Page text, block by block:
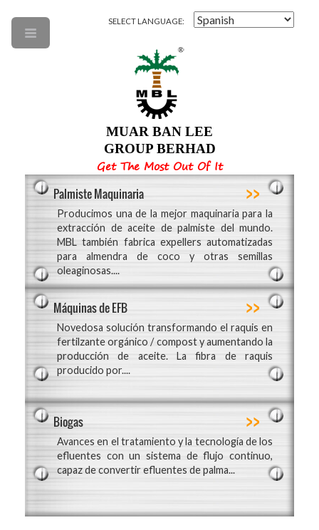
SELECT LANGUAGE:
MUAR BAN LEE
GROUP BERHAD
Get The Most Out Of It
Palmiste Maquinaria >>
Producimos una de la mejor maquinaria para la
extracción de aceite de palmiste del mundo.
MBL también fabrica expellers automatizadas
para almendra de coco y otras semillas
oleaginosas....
Máquinas de EFB >>
Novedosa solución transformando el raquis en
fertilzante orgánico / compost y aumentando la
producción de aceite. La fibra de raquis
producido por....
Biogas >>
Avances en el tratamiento y la tecnología de los
efluentes con un sistema de flujo continuo,
capaz de convertir efluentes de palma...